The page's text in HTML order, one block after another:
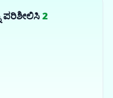
ಪರಿಶೀಲಿಸಿ2